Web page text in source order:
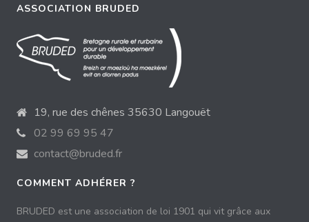
ASSOCIATION BRUDED
19, rue des chênes 35630 Langouët
02 99 69 95 47
contact@bruded.fr
COMMENT ADHÉRER ?
BRUDED est une association de loi 1901 qui vit grâce aux